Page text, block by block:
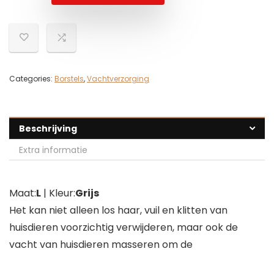
Categories: Borstels,Vachtverzorging
Beschrijving
Extra informatie
Maat:L | Kleur:Grijs
Het kan niet alleen los haar, vuil en klitten van
huisdieren voorzichtig verwijderen, maar ook de
vacht van huisdieren masseren om de